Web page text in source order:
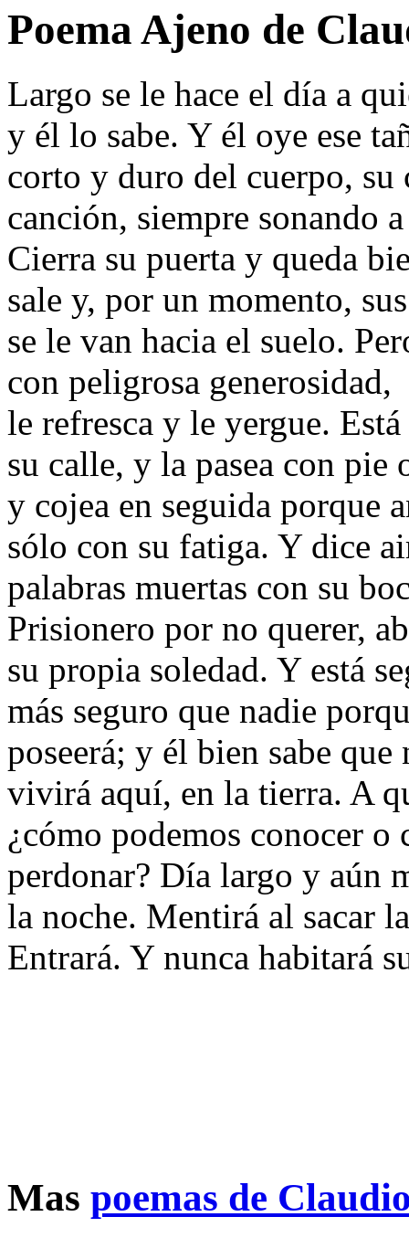
Poema Ajeno de
Largo se le hace el día a
y él lo sabe. Y él oye ese
corto y duro del cuerpo, su
canción, siempre sonando
Cierra su puerta y queda
sale y, por un momento,
se le van hacia el suelo.
con peligrosa generosidad,
le refresca y le yergue.
su calle, y la pasea con pie
y cojea en seguida porque
sólo con su fatiga. Y dice
palabras muertas con su
Prisionero por no querer,
su propia soledad. Y está
más seguro que nadie
poseerá; y él bien sabe que
vivirá aquí, en la tierra. A
¿cómo podemos conocer o
perdonar? Día largo y aún
la noche. Mentirá al sacar
Entrará. Y nunca habitará
Mas poemas de